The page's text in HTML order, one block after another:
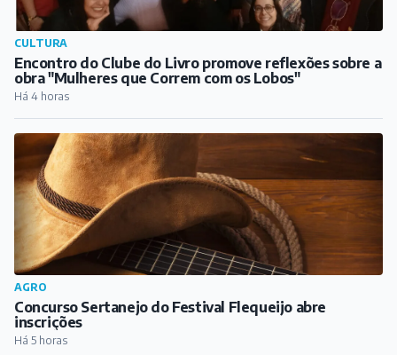
AGRO
Concurso Sertanejo do Festival Flequeijo abre
inscrições
Há 5 horas
CULTURA
Barbacena recebe 12º Divert - Encontro de Palhaços
no próximo fim de semana